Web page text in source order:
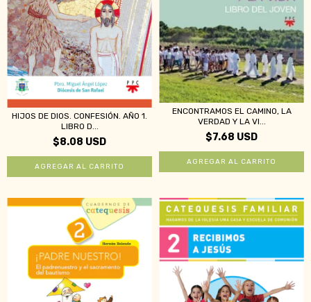
HIJOS DE DIOS. CONFESIÓN. AÑO 1.
LIBRO D...
$8.08 USD
ENCONTRAMOS EL CAMINO, LA
VERDAD Y LA VI...
$7.68 USD